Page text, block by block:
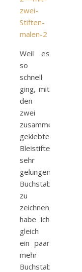
Weil es
so
schnell
ging, mit
den
zwei
zusammen
geklebten
Bleistiften
sehr
gelungene
Buchstabenumrisse
zu
zeichnen,
habe ich
gleich
ein paar
mehr
Buchstaben